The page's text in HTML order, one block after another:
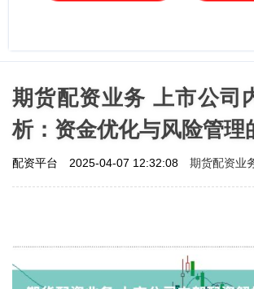
期货配资业务 上市公司
析：资金优化与风险管理
配资平台 2025-04-07 12:32:08 期货配资业